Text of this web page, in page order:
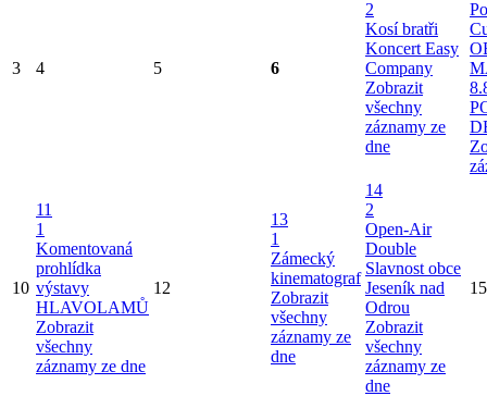
3 4 5 6
2
Kosí bratři
Koncert Easy
Company
Zobrazit
všechny
záznamy ze
dne
10
11
1
Komentovaná
prohlídka
výstavy
HLAVOLAMŮ
Zobrazit
všechny
záznamy ze dne
12
13
1
Zámecký
kinematograf
Zobrazit
všechny
záznamy ze
dne
14
2
Open-Air
Double
Slavnost obce
Jeseník nad
Odrou
Zobrazit
všechny
záznamy ze
dne
15